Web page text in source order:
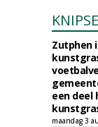
Zutphen
een deel
maandag 3